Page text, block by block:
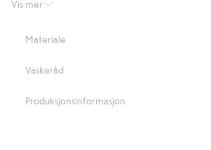
Vis mer
Tøyposens mål er 20 x 30 cm
Artikkelnummer
Materiale
Vaskeråd
Produksjonsinformasjon